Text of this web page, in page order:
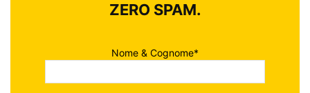
ZERO SPAM.
Nome & Cognome*